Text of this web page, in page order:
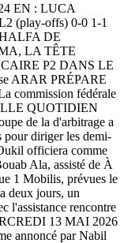
EN : LUCA
(play-offs) 0-0 1-1
DE
LA TÊTE
P2 DANS LE
ARAR PRÉPARE
commission fédérale
QUOTIDIEN
de la d'arbitrage a
pour diriger les demi-
officiera comme
Ala, assisté de À
1 Mobilis, prévues le
deux jours, un
l'assistance rencontre
13 MAI 2026
annoncé par Nabil